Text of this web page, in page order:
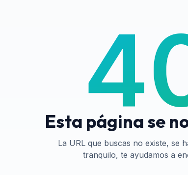
Esta página se
La URL que buscas no existe, se
tranquilo, te ayudamos a